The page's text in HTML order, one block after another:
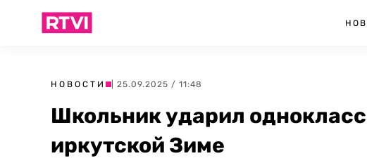
НОВОСТИ | 25.09.2025 / 11:48
Школьник ударил
иркутской Зиме